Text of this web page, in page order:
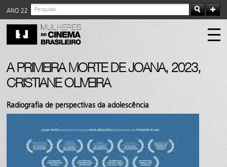
ANO 22
A PRIMEIRA MORTE DE JOANA, 2023,
CRISTIANE OLIVEIRA
Radiografia de perspectivas da adolescência